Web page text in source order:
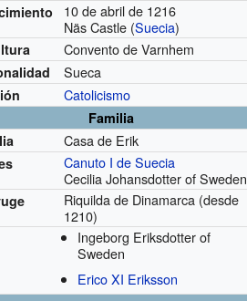
10 de abril de 1216
Näs Castle (Suecia)
Convento de Varnhem
Sueca
Catolicismo
Familia
Casa de Erik
Canuto I de Suecia
Cecilia Johansdotter of Sweden
Riquilda de Dinamarca (desde
1210)
Ingeborg Eriksdotter of
Sweden
Erico XI Eriksson